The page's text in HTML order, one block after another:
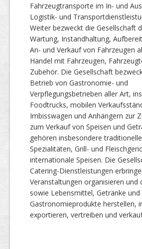
Fahrzeugtransporte im In- und
Logistik- und
Weiter bezweckt die Gesellschaft
Wartung, Instandhaltung,
An- und Verkauf von Fahrzeugen
Handel mit Fahrzeugen,
Zubehör. Die Gesellschaft
Betrieb von Gastronomie- und
Verpflegungsbetrieben aller Art,
Foodtrucks, mobilen
Imbisswagen und Anhängern zur
zum Verkauf von Speisen und
gehören insbesondere
Spezialitäten, Grill- und
internationale Speisen. Die
Catering-Dienstleistungen
Veranstaltungen organisieren und
sowie Lebensmittel, Getränke und
Gastronomieprodukte herstellen,
exportieren, vertreiben und